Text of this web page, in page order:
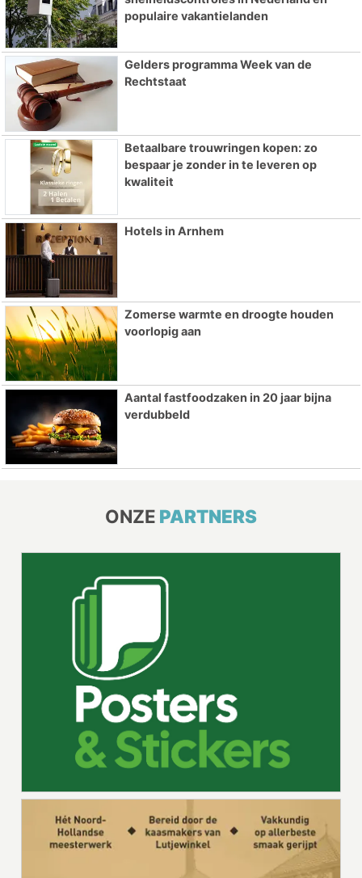
populaire vakantielanden
Gelders programma Week van de
Rechtstaat
Betaalbare trouwringen kopen: zo
bespaar je zonder in te leveren op
kwaliteit
Hotels in Arnhem
Zomerse warmte en droogte houden
voorlopig aan
Aantal fastfoodzaken in 20 jaar bijna
verdubbeld
ONZE PARTNERS